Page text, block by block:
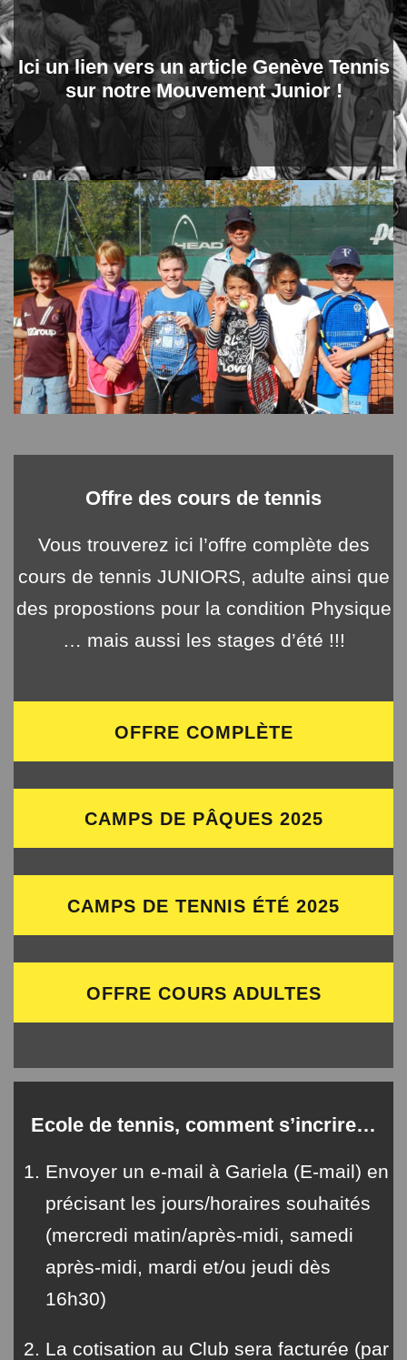
Ici un lien vers un article Genève Tennis
sur notre Mouvement Junior !
Offre des cours de tennis
Vous trouverez ici l’offre complète des
cours de tennis JUNIORS, adulte ainsi que
des propostions pour la condition Physique
… mais aussi les stages d’été !!!
OFFRE COMPLÈTE
CAMPS DE PÂQUES 2025
CAMPS DE TENNIS ÉTÉ 2025
OFFRE COURS ADULTES
Ecole de tennis, comment s’incrire…
Envoyer un e-mail à Gariela (E-mail) en
précisant les jours/horaires souhaités
(mercredi matin/après-midi, samedi
après-midi, mardi et/ou jeudi dès
16h30)
La cotisation au Club sera facturée (par